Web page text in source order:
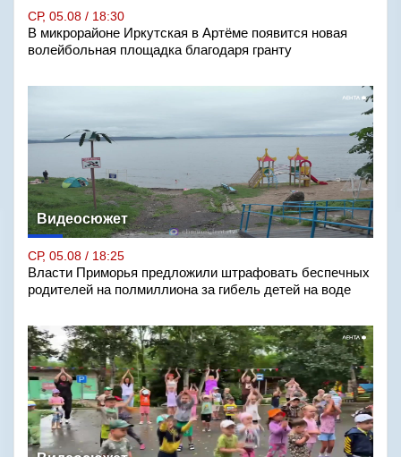
СР, 05.08 / 18:30
В микрорайоне Иркутская в Артёме появится новая
волейбольная площадка благодаря гранту
Видеосюжет
СР, 05.08 / 18:25
Власти Приморья предложили штрафовать беспечных
родителей на полмиллиона за гибель детей на воде